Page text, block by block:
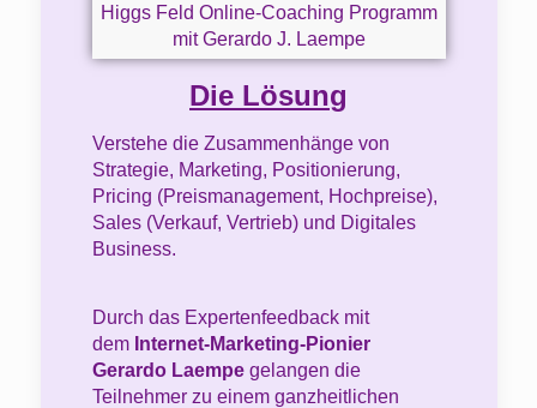
Higgs Feld Online-Coaching Programm
mit Gerardo J. Laempe
Die Lösung
Verstehe die Zusammenhänge von
Strategie, Marketing, Positionierung,
Pricing (Preismanagement, Hochpreise),
Sales (Verkauf, Vertrieb) und Digitales
Business.
Durch das Expertenfeedback mit
dem Internet-Marketing-Pionier
Gerardo Laempegelangen die
Teilnehmer zu einem ganzheitlichen